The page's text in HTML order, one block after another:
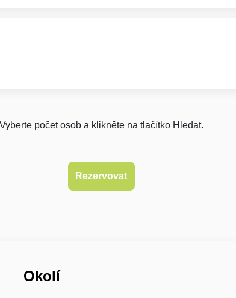
Vyberte počet osob a klikněte na tlačítko Hledat.
Okolí